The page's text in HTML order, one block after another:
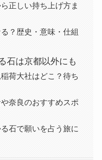
正しい持ち上げ方ま
？歴史・意味・仕組
石は京都以外にも
荷大社はどこ？待ち
奈良のおすすめスポ
る石で願いを占う旅に